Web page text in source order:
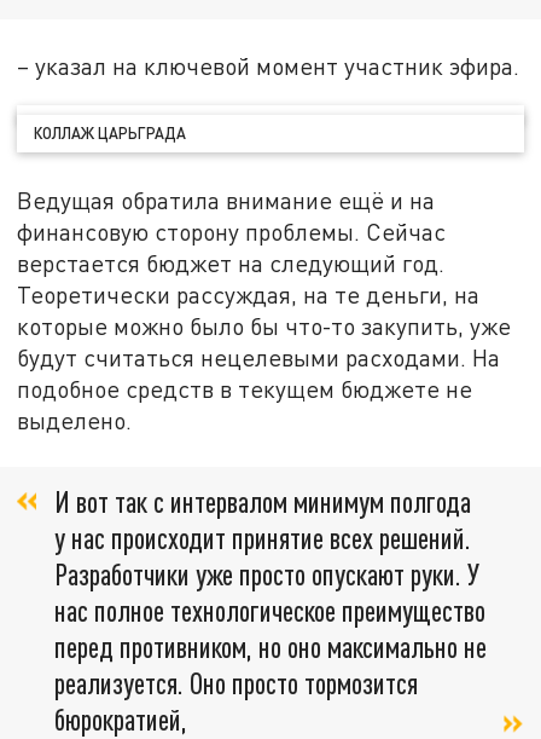
– указал на ключевой момент участник эфира.
КОЛЛАЖ ЦАРЬГРАДА
Ведущая обратила внимание ещё и на
финансовую сторону проблемы. Сейчас
верстается бюджет на следующий год.
Теоретически рассуждая, на те деньги, на
которые можно было бы что-то закупить, уже
будут считаться нецелевыми расходами. На
подобное средств в текущем бюджете не
выделено.
И вот так с интервалом минимум полгода
у нас происходит принятие всех решений.
Разработчики уже просто опускают руки. У
нас полное технологическое преимущество
перед противником, но оно максимально не
реализуется. Оно просто тормозится
бюрократией,